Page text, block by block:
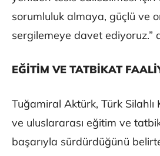
sorumluluk almaya, güçlü ve
sergilemeye davet ediyoruz.”
EĞİTİM VE TATBİKAT
Tuğamiral Aktürk, Türk
ve uluslararası eğitim ve
başarıyla sürdürdüğünü